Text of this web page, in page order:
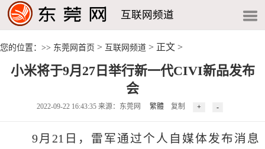
互联网频道
您的位置：>> 东莞网首页 > 互联网频道 > 正文 >
小米将于9月27日举行新一代CIVI新品发布
会
2022-09-22 16:43:35 来源：东莞网 繁體 复制
9月21日，雷军通过个人自媒体发布消息